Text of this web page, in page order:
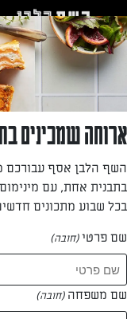
לאזור
תוכן
תחתון
—
המתכונים של
ארוחה שמכינים
השף הלבן אסף עבורכם
בתבנית אחת, עם
בכל שבוע מתכונים
שם פרטי(חובה)
שם משפחה (חובה)